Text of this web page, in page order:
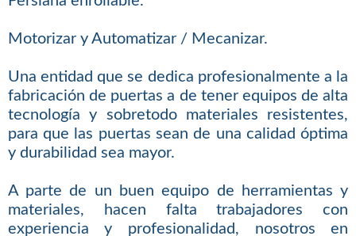
Motorizar y Automatizar / Mecanizar.
Una entidad que se dedica profesionalmente a la
fabricación de puertas a de tener equipos de alta
tecnología y sobretodo materiales resistentes,
para que las puertas sean de una calidad óptima
y durabilidad sea mayor.
A parte de un buen equipo de herramientas y
materiales, hacen falta trabajadores con
experiencia y profesionalidad, nosotros en